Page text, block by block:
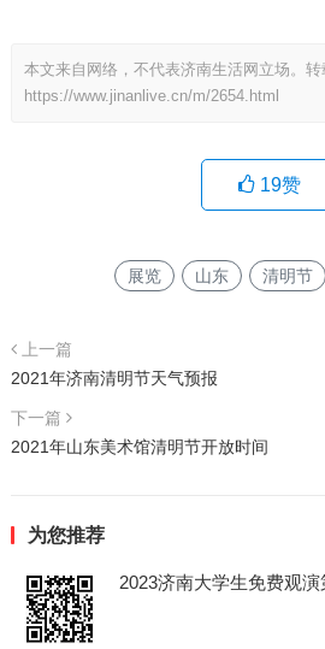
本文来自网络，不代表济南生活网立场。转
https://www.jinanlive.cn/m/2654.html
19赞
展览 山东 清明节
上一篇
2021年济南清明节天气预报
下一篇
2021年山东美术馆清明节开放时间
为您推荐
2023济南大学生免费观